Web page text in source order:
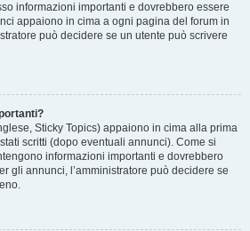
informazioni importanti e dovrebbero essere
appaiono in cima a ogni pagina del forum in
può decidere se un utente può scrivere
Sticky Topics) appaiono in cima alla prima
scritti (dopo eventuali annunci). Come si
informazioni importanti e dovrebbero
gli annunci, l’amministratore può decidere se